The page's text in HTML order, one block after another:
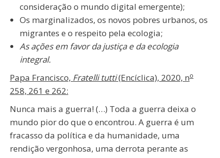
consideração o mundo digital emergente);
Os marginalizados, os novos pobres urbanos, os
migrantes e o respeito pela ecologia;
As ações em favor da justiça e da ecologia
integral.
Papa Francisco, Fratelli tutti(Encíclica), 2020, no
258, 261 e 262:
Nunca mais a guerra! (…) Toda a guerra deixa o
mundo pior do que o encontrou. A guerra é um
fracasso da política e da humanidade, uma
rendição vergonhosa, uma derrota perante as